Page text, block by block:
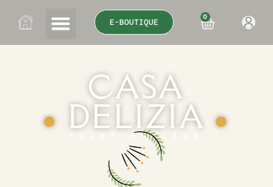
E-BOUTIQUE
0
CASA
● DELIZIA ●
SAINT-ÉMILION